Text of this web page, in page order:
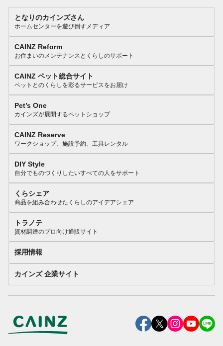
となりのカインズさん
ホームセンターを遊び倒すメディア
CAINZ Reform
お住まいのメンテナンスとくらしのサポート
CAINZ ペット総合サイト
ペットとのくらしを彩るサービスをお届け
Pet’s One
カインズが展開するペットショップ
CAINZ Reserve
ワークショップ、施設予約、工具レンタル
DIY Style
自分でものづくりしたいすべての人をサポート
くらシェア
商品を組み合わせたくらしのアイデアシェア
トラノテ
資材調達のプロ向け通販サイト
採用情報
カインズ 企業サイト